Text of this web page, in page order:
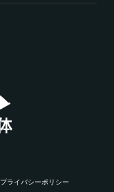
プライバシーポリシー